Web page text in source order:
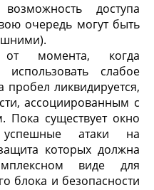
доступа
очередь могут быть
момента, когда
использовать слабое
пробел ликвидируется,
ассоциированным с
существует окно
атаки на
которых должна
виде для
блока и безопасности